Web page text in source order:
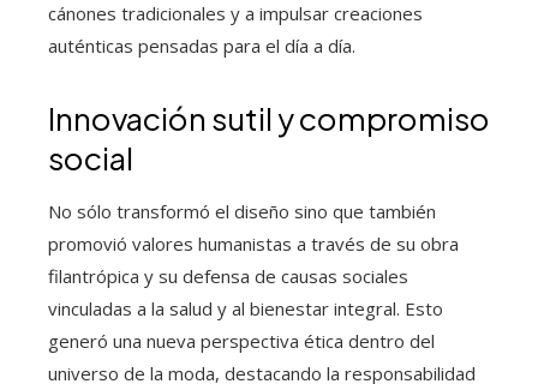
cánones tradicionales y a impulsar creaciones
auténticas pensadas para el día a día.
Innovación sutil y compromiso
social
No sólo transformó el diseño sino que también
promovió valores humanistas a través de su obra
filantrópica y su defensa de causas sociales
vinculadas a la salud y al bienestar integral. Esto
generó una nueva perspectiva ética dentro del
universo de la moda, destacando la responsabilidad